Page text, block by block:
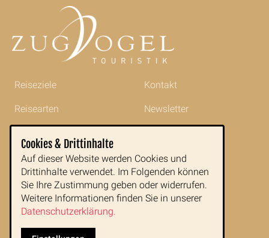
Reiseziele
Reisearten
Indochina im Portrait
Blog
Kontakt
Newsletter
AGB
Datenschutz
Zugvogeltouristik GmbH
Buchfeldgasse 16
Cookies & Drittinhalte
Auf dieser Website werden Cookies und
Drittinhalte verwendet. Im Folgenden können
Sie Ihre Zustimmung geben oder widerrufen.
Weitere Informationen finden Sie in unserer
Datenschutzerklärung.